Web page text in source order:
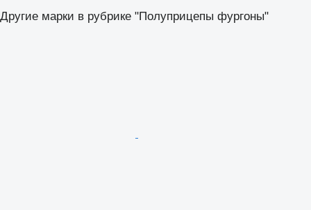
Другие марки в рубрике "Полуприцепы фургоны"